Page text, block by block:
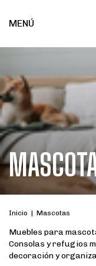
MENÚ
Inicio | Mascotas
Muebles para
Consolas y refugios
decoración y